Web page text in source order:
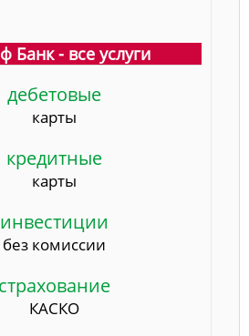
Банк - все услуги
дебетовые
карты
кредитные
карты
инвестиции
без комиссии
страхование
КАСКО